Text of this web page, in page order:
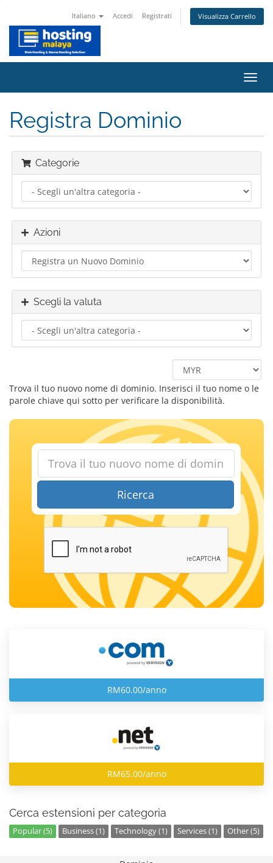
Italiano Accedi Registrati Visualizza Carrello
Attiva
Registra Dominio
Categorie
Azioni
Scegli la valuta
Trova il tuo nuovo nome di dominio. Inserisci il tuo nome o le
parole chiave qui sotto per verificare la disponibilità.
Ricerca
RM60.00/anno
RM65.00/anno
Cerca estensioni per categoria
Popular (5) Business (1) Technology (1) Services (1) Other (5)